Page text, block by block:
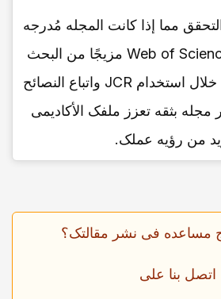
مما إذا کانت المجله مُدرجه
فی قاعده بیانات Web of Science مزیجًا من البحث
والجهد الدؤوب. من خلال استخدام JCR واتباع النصائح
مجله بثقه تعزز ملفک الأکادیمی
من رؤیه عملک.
مساعده فی نشر مقالتک؟
اتصل بنا على